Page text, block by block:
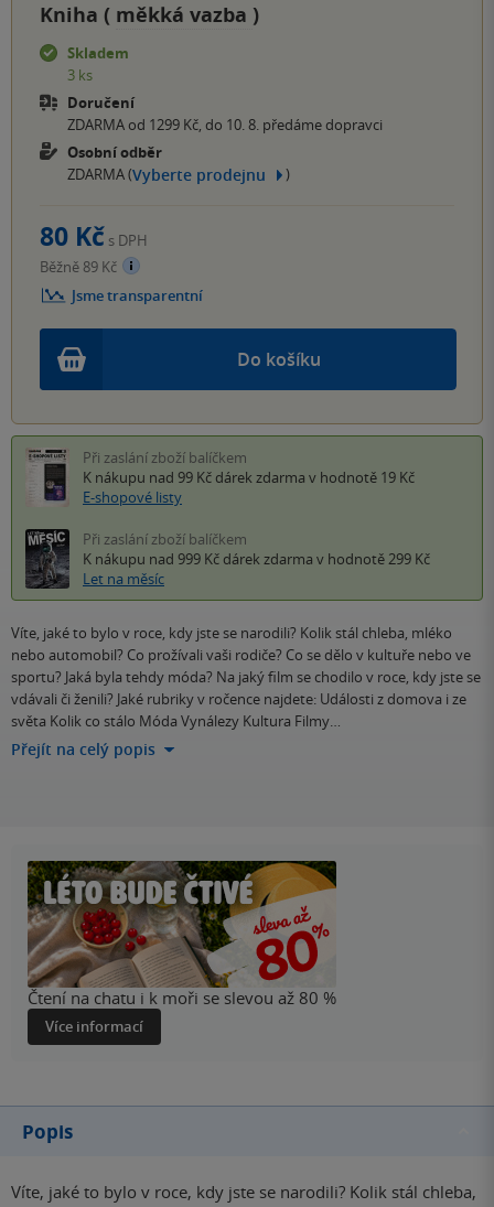
Kniha ( měkká vazba )
Skladem
3 ks
Doručení
ZDARMA od 1299 Kč, do 10. 8. předáme dopravci
Osobní odběr
ZDARMA (Vyberte prodejnu )
Do košíku
80 Kč s DPH
Běžně 89 Kč
Jsme transparentní
Při zaslání zboží balíčkem
K nákupu nad 99 Kč dárek zdarma v hodnotě 19 Kč
E-shopové listy
Při zaslání zboží balíčkem
K nákupu nad 999 Kč dárek zdarma v hodnotě 299 Kč
Let na měsíc
Víte, jaké to bylo v roce, kdy jste se narodili? Kolik stál chleba, mléko
nebo automobil? Co prožívali vaši rodiče? Co se dělo v kultuře nebo ve
sportu? Jaká byla tehdy móda? Na jaký film se chodilo v roce, kdy jste se
vdávali či ženili? Jaké rubriky v ročence najdete: Události z domova i ze
světa Kolik co stálo Móda Vynálezy Kultura Filmy…
Přejít na celý popis
Čtení na chatu i k moři se slevou až 80 %
Více informací
Popis
Víte, jaké to bylo v roce, kdy jste se narodili? Kolik stál chleba,